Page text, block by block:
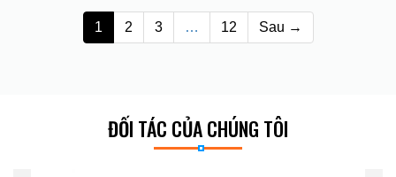
1 2 3 … 12 Sau →
ĐỐI TÁC CỦA CHÚNG TÔI